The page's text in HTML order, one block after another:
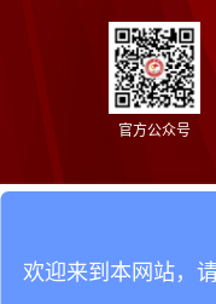
官方公众号
欢迎来到本网站，